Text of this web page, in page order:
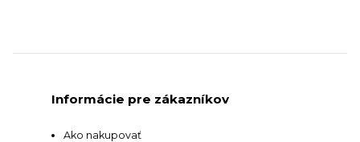
Informácie pre zákazníkov
Ako nakupovať